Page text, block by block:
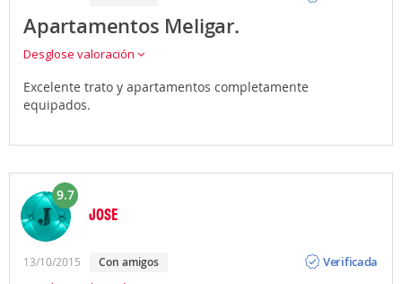
Apartamentos Meligar.
Desglose valoración
Excelente trato y apartamentos completamente
equipados.
9.7
JOSE
13/10/2015 con amigos
Verificada